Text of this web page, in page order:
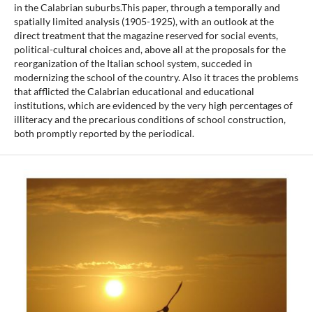
in the Calabrian suburbs.This paper, through a temporally and
spatially limited analysis (1905-1925), with an outlook at the
direct treatment that the magazine reserved for social events,
political-cultural choices and, above all at the proposals for the
reorganization of the Italian school system, succeded in
modernizing the school of the country. Also it traces the problems
that afflicted the Calabrian educational and educational
institutions, which are evidenced by the very high percentages of
illiteracy and the precarious conditions of school construction,
both promptly reported by the periodical.